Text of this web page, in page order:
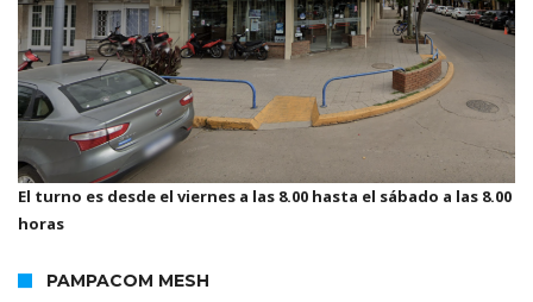
El turno es desde el viernes a las 8.00 hasta el sábado a las 8.00
horas
PAMPACOM MESH